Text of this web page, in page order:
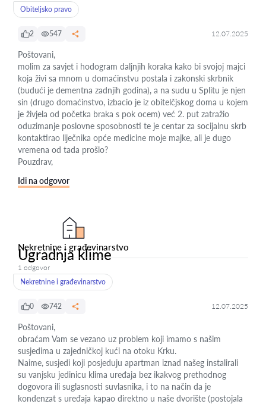
Obiteljsko pravo
2 547 12.07.2025
Poštovani,
molim za savjet i hodogram daljnjih koraka kako bi svojoj majci
koja živi sa mnom u domaćinstvu postala i zakonski skrbnik
(budući je dementna zadnjih godina), a na sudu u Splitu je njen
sin (drugo domaćinstvo, izbacio je iz obitelčjskog doma u kojem
je živjela od početka braka s pok ocem) već 2. put zatražio
oduzimanje poslovne sposobnosti te je centar za socijalnu skrb
kontaktirao liječnika opće medicine moje majke, ali je dugo
vremena od tada prošlo?
Pouzdrav,
Idi na odgovor
Nekretnine i građevinarstvo
Ugradnja klime
1 odgovor
Nekretnine i građevinarstvo
0 742 12.07.2025
Poštovani,
obraćam Vam se vezano uz problem koji imamo s našim
susjedima u zajedničkoj kući na otoku Krku.
Naime, susjedi koji posjeduju apartman iznad našeg instalirali
su vanjsku jedinicu klima uređaja bez ikakvog prethodnog
dogovora ili suglasnosti suvlasnika, i to na način da je
kondenzat s uređaja kapao direktno u naše dvorište (postojala